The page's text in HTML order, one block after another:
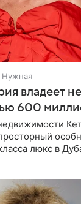
Нужная
владеет
600
люкс в